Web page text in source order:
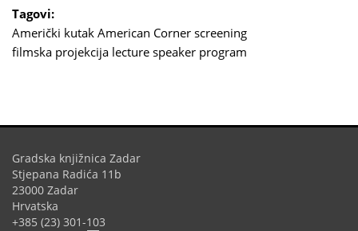
Tagovi:
Američki kutak American Corner screening
filmska projekcija lecture speaker program
Gradska knjižnica Zadar
Stjepana Radića 11b
23000 Zadar
Hrvatska
+385 (23) 301-103